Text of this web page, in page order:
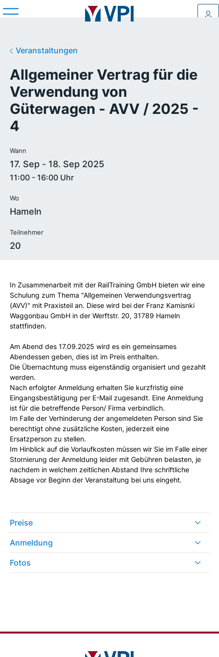
Veranstaltungen
Allgemeiner Vertrag für die
Verwendung von
Güterwagen - AVV / 2025 -
4
Wann
17. Sep - 18. Sep 2025
11:00 - 16:00 Uhr
Wo
Hameln
Teilnehmer
20
In Zusammenarbeit mit der RailTraining GmbH bieten wir eine
Schulung zum Thema "Allgemeinen Verwendungsvertrag
(AVV)" mit Praxisteil an. Diese wird bei der Franz Kamisnki
Waggonbau GmbH in der Werftstr. 20, 31789 Hameln
stattfinden.
Am Abend des 17.09.2025 wird es ein gemeinsames
Abendessen geben, dies ist im Preis enthalten.
Die Übernachtung muss eigenständig organisiert und gezahlt
werden.
Nach erfolgter Anmeldung erhalten Sie kurzfristig eine
Eingangsbestätigung per E-Mail zugesandt. Eine Anmeldung
ist für die betreffende Person/ Firma verbindlich.
Im Falle der Verhinderung der angemeldeten Person sind Sie
berechtigt ohne zusätzliche Kosten, jederzeit eine
Ersatzperson zu stellen.
Im Hinblick auf die Vorlaufkosten müssen wir Sie im Falle einer
Stornierung der Anmeldung leider mit Gebühren belasten, je
nachdem in welchem zeitlichen Abstand Ihre schriftliche
Absage vor Beginn der Veranstaltung bei uns eingeht.
Preise
Anmeldung
Fotos